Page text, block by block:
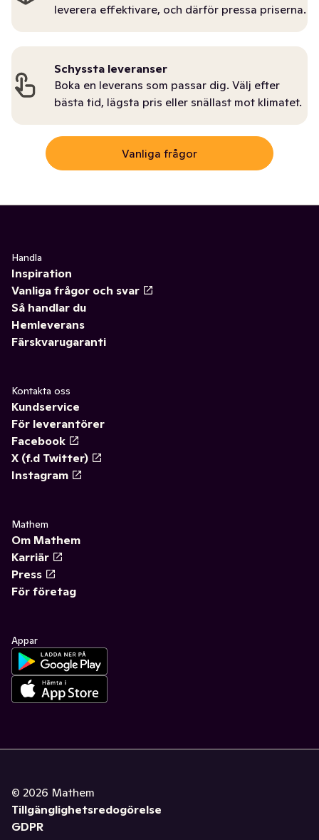
leverera effektivare, och därför pressa priserna.
Schyssta leveranser
Boka en leverans som passar dig. Välj efter
bästa tid, lägsta pris eller snällast mot klimatet.
Vanliga frågor
Handla
Inspiration
Vanliga frågor och svar
Så handlar du
Hemleverans
Färskvarugaranti
Kontakta oss
Kundservice
För leverantörer
Facebook
X (f.d Twitter)
Instagram
Mathem
Om Mathem
Karriär
Press
För företag
Appar
© 2026 Mathem
Tillgänglighetsredogörelse
GDPR